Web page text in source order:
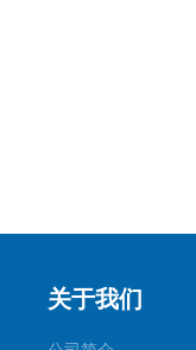
关于我们